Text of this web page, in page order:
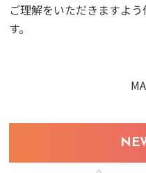
ご理解をいただきますよ
す。